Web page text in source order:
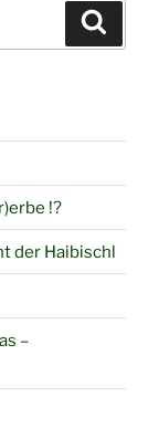
!?
der Haibischl
–